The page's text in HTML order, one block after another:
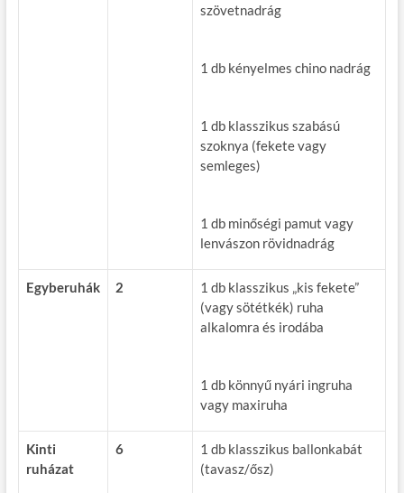
szövetnadrág
1 db kényelmes chino nadrág
1 db klasszikus szabású
szoknya (fekete vagy
semleges)
1 db minőségi pamut vagy
lenvászon rövidnadrág
Egyberuhák 2
1 db klasszikus „kis fekete”
(vagy sötétkék) ruha
alkalomra és irodába
1 db könnyű nyári ingruha
vagy maxiruha
Kinti
ruházat
6
1 db klasszikus ballonkabát
(tavasz/ősz)